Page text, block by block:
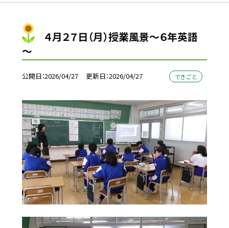
４月２７日（月）授業風景～６年英語
～
公開日 2026/04/27 更新日 2026/04/27 できごと